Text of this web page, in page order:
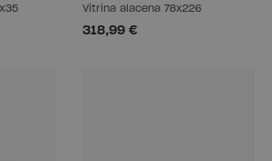
Vitrina alacena 78x226
318,99 €